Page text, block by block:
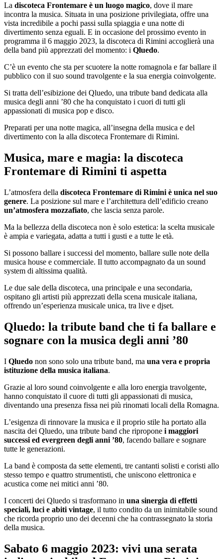
La discoteca Frontemare è un luogo magico, dove il mare
incontra la musica. Situata in una posizione privilegiata, offre una
vista incredibile a pochi passi sulla spiaggia e una notte di
divertimento senza eguali. E in occasione del prossimo evento in
programma il 6 maggio 2023, la discoteca di Rimini accoglierà una
della band più apprezzati del momento: i Qluedo.
C’è un evento che sta per scuotere la notte romagnola e far ballare il
pubblico con il suo sound travolgente e la sua energia coinvolgente.
Si tratta dell’esibizione dei Qluedo, una tribute band dedicata alla
musica degli anni ’80 che ha conquistato i cuori di tutti gli
appassionati di musica pop e disco.
Preparati per una notte magica, all’insegna della musica e del
divertimento con la alla discoteca Frontemare di Rimini.
Musica, mare e magia: la discoteca
Frontemare di Rimini ti aspetta
L’atmosfera della discoteca Frontemare di Rimini è unica nel suo
genere. La posizione sul mare e l’architettura dell’edificio creano
un’atmosfera mozzafiato, che lascia senza parole.
Ma la bellezza della discoteca non è solo estetica: la scelta musicale
è ampia e variegata, adatta a tutti i gusti e a tutte le età.
Si possono ballare i successi del momento, ballare sulle note della
musica house e commerciale. Il tutto accompagnato da un sound
system di altissima qualità.
Le due sale della discoteca, una principale e una secondaria,
ospitano gli artisti più apprezzati della scena musicale italiana,
offrendo un’esperienza musicale unica, tra live e djset.
Qluedo: la tribute band che ti fa ballare e
sognare con la musica degli anni ’80
I Qluedo non sono solo una tribute band, ma una vera e propria
istituzione della musica italiana.
Grazie al loro sound coinvolgente e alla loro energia travolgente,
hanno conquistato il cuore di tutti gli appassionati di musica,
diventando una presenza fissa nei più rinomati locali della Romagna.
L’esigenza di rinnovare la musica e il proprio stile ha portato alla
nascita dei Qluedo, una tribute band che ripropone i maggiori
successi ed evergreen degli anni ’80, facendo ballare e sognare
tutte le generazioni.
La band è composta da sette elementi, tre cantanti solisti e coristi allo
stesso tempo e quattro strumentisti, che uniscono elettronica e
acustica come nei mitici anni ’80.
I concerti dei Qluedo si trasformano in una sinergia di effetti
speciali, luci e abiti vintage, il tutto condito da un inimitabile sound
che ricorda proprio uno dei decenni che ha contrassegnato la storia
della musica.
Sabato 6 maggio 2023: vivi una serata